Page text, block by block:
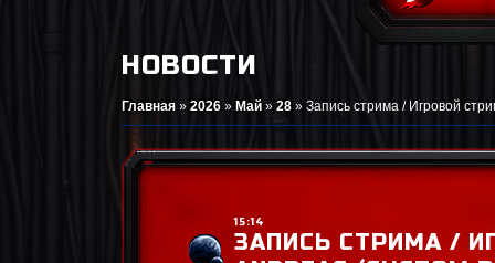
НОВОСТИ
Главная » 2026 » Май » 28 » Запись стрима / Игровой
15:14
ЗАПИСЬ СТРИМА /